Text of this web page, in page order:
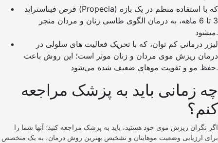
قرص فیناستراید (Propecia) که با استفاده منظم در یک بازه
3 تا 6 ماهه، به درمان الگوی طاسی زنان و مردان منجر
میشود.
لیزر درمانی کم توان، که با تحریک فعالیت های سلولی در
درمان ریزش موی مردان و زنان موثر است؛ این روش باعث
حفظ مو و تقویت موهای ضعیف شده می‌شود.
چه زمانی باید به پزشک مراجعه
کنم؟
اگر نگران ریزش موی خود هستید، باید به پزشک مراجعه کنید؛ آنها شما را
برای ارزیابی وضعیت موهایتان و تشخیص بهترین روش درمان، به یک متخصص